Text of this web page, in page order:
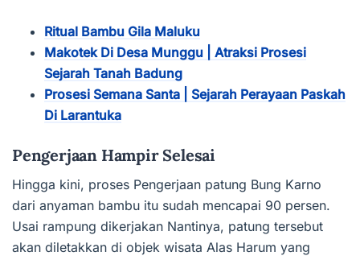
Ritual Bambu Gila Maluku
Makotek Di Desa Munggu | Atraksi Prosesi
Sejarah Tanah Badung
Prosesi Semana Santa | Sejarah Perayaan Paskah
Di Larantuka
Pengerjaan Hampir Selesai
Hingga kini, proses Pengerjaan patung Bung Karno
dari anyaman bambu itu sudah mencapai 90 persen.
Usai rampung dikerjakan Nantinya, patung tersebut
akan diletakkan di objek wisata Alas Harum yang